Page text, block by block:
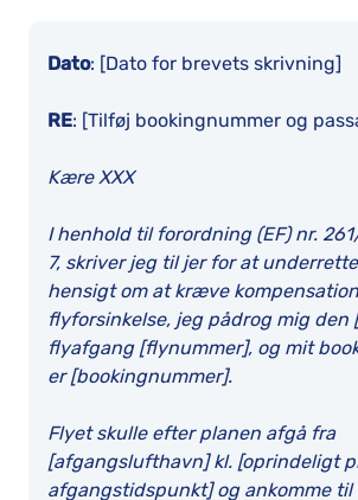
Dato: [Dato for brevets skrivning]
RE: [Tilføj bookingnummer og
Kære XXX
I henhold til forordning (EF) nr.
7, skriver jeg til jer for at
hensigt om at kræve
flyforsinkelse, jeg pådrog mig den
flyafgang [flynummer], og mit
er [bookingnummer].
Flyet skulle efter planen afgå fra
[afgangslufthavn] kl. [oprindeligt
afgangstidspunkt] og ankomme til